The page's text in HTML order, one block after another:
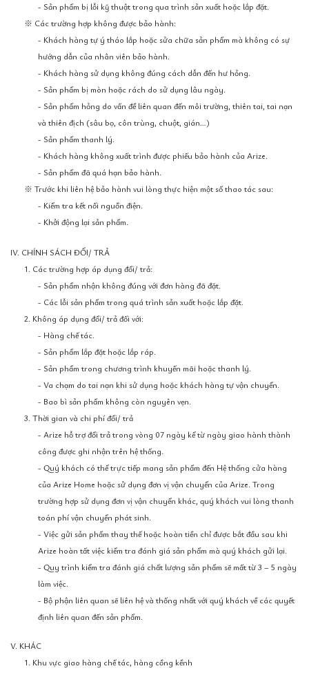
- Sản phẩm bị lỗi kỹ thuật trong qua trình sản xuất hoặc lắp đặt.
※ Các trường hợp không được bảo hành:
- Khách hàng tự ý tháo lắp hoặc sửa chữa sản phẩm mà không có sự
hướng dẫn của nhân viên bảo hành.
- Khách hàng sử dụng không đúng cách dẫn đến hư hỏng.
- Sản phẩm bị mòn hoặc rách do sử dụng lâu ngày.
- Sản phẩm hỏng do vấn đề liên quan đến môi trường, thiên tai, tai nạn
và thiên địch (sâu bọ, côn trùng, chuột, gián…)
- Sản phẩm thanh lý.
- Khách hàng không xuất trình được phiếu bảo hành của Arize.
- Sản phẩm đã quá hạn bảo hành.
※ Trước khi liên hệ bảo hành vui lòng thực hiện một số thao tác sau:
- Kiểm tra kết nối nguồn điện.
- Khởi động lại sản phẩm.
IV. CHÍNH SÁCH ĐỔI/ TRẢ
1. Các trường hợp áp dụng đổi/ trả:
- Sản phẩm nhận không đúng với đơn hàng đã đặt.
- Các lỗi sản phẩm trong quá trình sản xuất hoặc lắp đặt.
2. Không áp dụng đổi/ trả đối với:
- Hàng chế tác.
- Sản phẩm lắp đặt hoặc lắp ráp.
- Sản phẩm trong chương trình khuyến mãi hoặc thanh lý.
- Va chạm do tai nạn khi sử dụng hoặc khách hàng tự vận chuyển.
- Bao bì sản phẩm không còn nguyên vẹn.
3. Thời gian và chi phí đổi/ trả
- Arize hỗ trợ đổi trả trong vòng 07 ngày kể từ ngày giao hành thành
công được ghi nhận trên hệ thống.
- Quý khách có thể trực tiếp mang sản phẩm đến Hệ thống cửa hàng
của Arize Home hoặc sử dụng đơn vị vận chuyển của Arize. Trong
trường hợp sử dụng đơn vị vận chuyển khác, quý khách vui lòng thanh
toán phí vận chuyển phát sinh.
- Việc gửi sản phẩm thay thế hoặc hoàn tiền chỉ được bắt đầu sau khi
Arize hoàn tất việc kiểm tra đánh giá sản phẩm mà quý khách gửi lại.
- Quy trình kiểm tra đánh giá chất lượng sản phẩm sẽ mất từ 3 – 5 ngày
làm việc.
- Bộ phận liên quan sẽ liên hệ và thống nhất với quý khách về các quyết
định liên quan đến sản phẩm.
V. KHÁC
1. Khu vực giao hàng chế tác, hàng cồng kềnh